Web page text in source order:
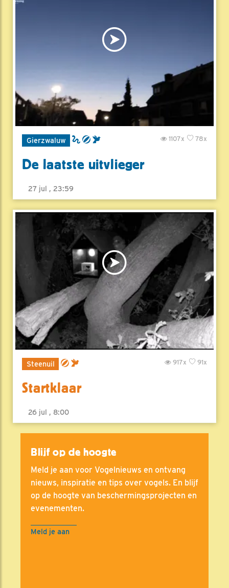
Gierzwaluw 78x
1107x
De laatste uitvlieger
27 jul , 23:59
Steenuil 91x
917x
Startklaar
26 jul , 8:00
Blijf op de hoogte
Meld je aan voor Vogelnieuws en ontvang
nieuws, inspiratie en tips over vogels. En blijf
op de hoogte van beschermingsprojecten en
evenementen.
Meld je aan